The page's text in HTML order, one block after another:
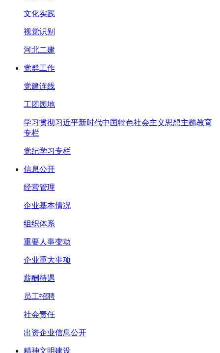
文化实践
视觉识别
河北二建
党群工作
党建连线
工团园地
学习贯彻习近平新时代中国特色社会主义思想主题教育
专栏
党纪学习专栏
信息公开
经营管理
企业基本情况
组织体系
重要人事变动
企业重大事项
薪酬待遇
员工招聘
社会责任
出资企业信息公开
精神文明建设